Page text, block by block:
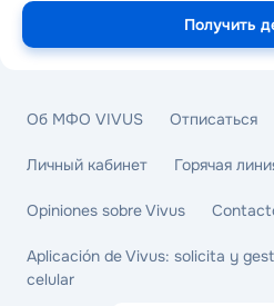
Получить
Об МФО VIVUS Отписаться
Личный кабинет Горячая
Opiniones sobre Vivus
Aplicación de Vivus: solicita y
celular